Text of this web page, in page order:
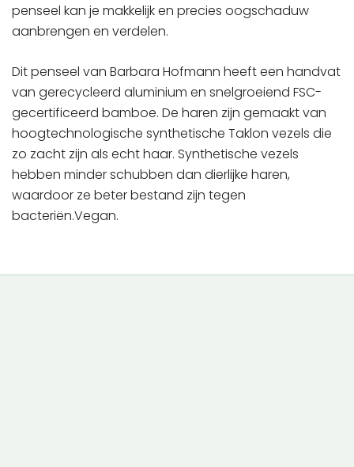
penseel kan je makkelijk en precies oogschaduw
aanbrengen en verdelen.
Dit penseel van Barbara Hofmann heeft een handvat
van gerecycleerd aluminium en snelgroeiend FSC-
gecertificeerd bamboe. De haren zijn gemaakt van
hoogtechnologische synthetische Taklon vezels die
zo zacht zijn als echt haar. Synthetische vezels
hebben minder schubben dan dierlijke haren,
waardoor ze beter bestand zijn tegen
bacteriën.Vegan.